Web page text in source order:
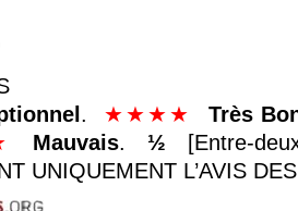
. ★★★★
Très
Mauvais. ½ [Entre-
UNIQUEMENT L’AVIS